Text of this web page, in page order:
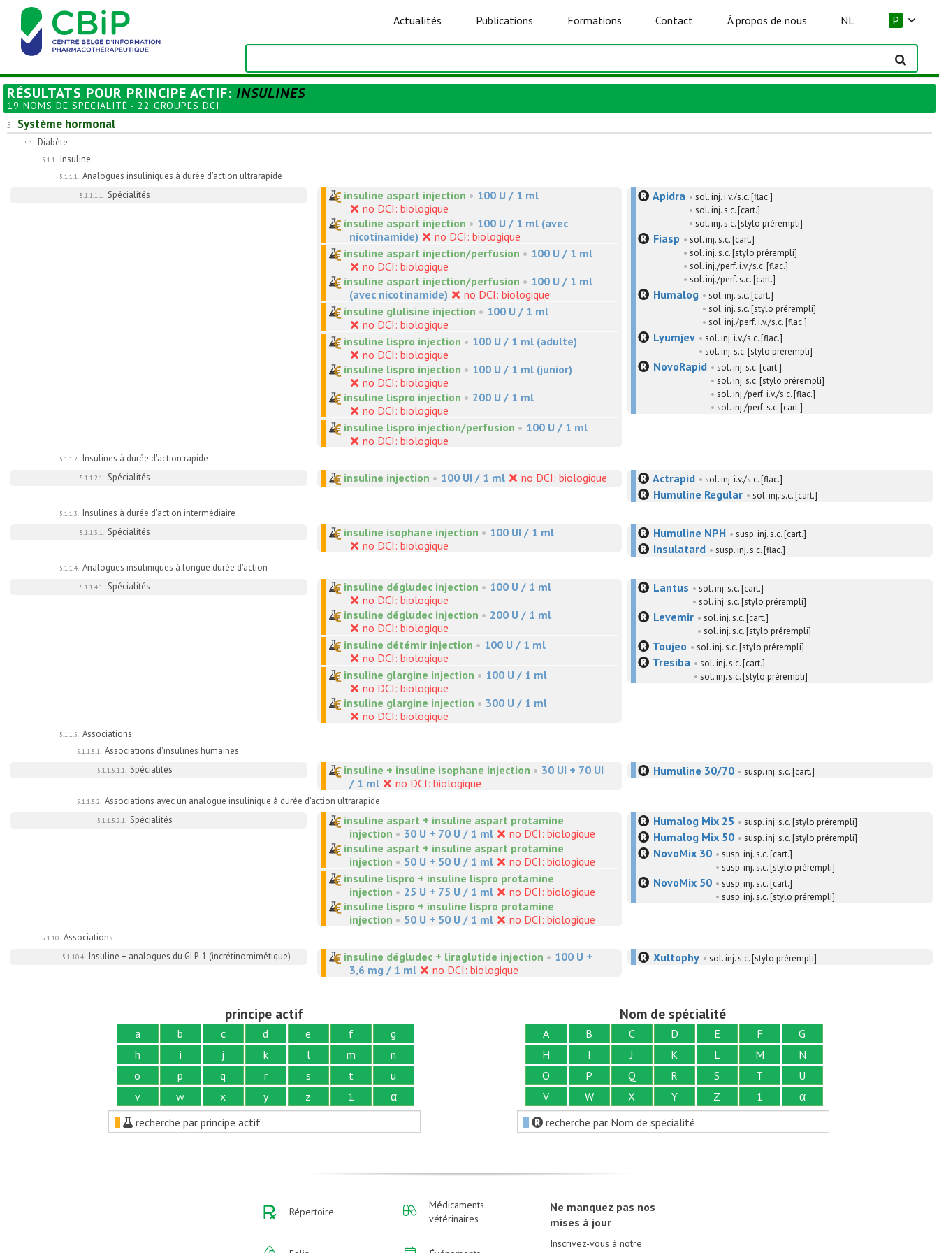
Actualités Publications Formations Contact À propos de nous NL P
RÉSULTATS POUR PRINCIPE ACTIF: INSULINES
19 NOMS DE SPÉCIALITÉ - 22 GROUPES DCI
5. Système hormonal
5.1. Diabète
5.1.1. Insuline
5.1.1.1. Analogues insuliniques à durée d'action ultrarapide
5.1.1.1.1. Spécialités insuline aspart injection • 100 U / 1 ml
no DCI: biologique
insuline aspart injection • 100 U / 1 ml (avec
nicotinamide)
no DCI: biologique
insuline aspart injection/perfusion • 100 U / 1 ml
no DCI: biologique
insuline aspart injection/perfusion • 100 U / 1 ml
(avec nicotinamide)
no DCI: biologique
insuline glulisine injection • 100 U / 1 ml
no DCI: biologique
insuline lispro injection • 100 U / 1 ml (adulte)
no DCI: biologique
insuline lispro injection • 100 U / 1 ml (junior)
no DCI: biologique
insuline lispro injection • 200 U / 1 ml
no DCI: biologique
insuline lispro injection/perfusion • 100 U / 1 ml
no DCI: biologique
Apidra •sol. inj. i.v./s.c. [flac.]
•sol. inj. s.c. [cart.]
•sol. inj. s.c. [stylo prérempli]
Fiasp •sol. inj. s.c. [cart.]
•sol. inj. s.c. [stylo prérempli]
•sol. inj./perf. i.v./s.c. [flac.]
•sol. inj./perf. s.c. [cart.]
Humalog •sol. inj. s.c. [cart.]
•sol. inj. s.c. [stylo prérempli]
•sol. inj./perf. i.v./s.c. [flac.]
Lyumjev •sol. inj. i.v./s.c. [flac.]
•sol. inj. s.c. [stylo prérempli]
NovoRapid •sol. inj. s.c. [cart.]
•sol. inj. s.c. [stylo prérempli]
•sol. inj./perf. i.v./s.c. [flac.]
•sol. inj./perf. s.c. [cart.]
5.1.1.2. Insulines à durée d'action rapide
5.1.1.2.1. Spécialités insuline injection • 100 UI / 1 ml no DCI: biologique Actrapid •sol. inj. i.v./s.c. [flac.]
Humuline Regular •sol. inj. s.c. [cart.]
5.1.1.3. Insulines à durée d'action intermédiaire
5.1.1.3.1. Spécialités insuline isophane injection • 100 UI / 1 ml
no DCI: biologique
Humuline NPH •susp. inj. s.c. [cart.]
Insulatard •susp. inj. s.c. [flac.]
5.1.1.4. Analogues insuliniques à longue durée d'action
5.1.1.4.1. Spécialités insuline dégludec injection • 100 U / 1 ml
no DCI: biologique
insuline dégludec injection • 200 U / 1 ml
no DCI: biologique
insuline détémir injection • 100 U / 1 ml
no DCI: biologique
insuline glargine injection • 100 U / 1 ml
no DCI: biologique
insuline glargine injection • 300 U / 1 ml
no DCI: biologique
Lantus •sol. inj. s.c. [cart.]
•sol. inj. s.c. [stylo prérempli]
Levemir •sol. inj. s.c. [cart.]
•sol. inj. s.c. [stylo prérempli]
Toujeo •sol. inj. s.c. [stylo prérempli]
Tresiba •sol. inj. s.c. [cart.]
•sol. inj. s.c. [stylo prérempli]
5.1.1.5. Associations
5.1.1.5.1. Associations d'insulines humaines
5.1.1.5.1.1. Spécialités insuline + insuline isophane injection • 30 UI + 70 UI
/ 1 ml
no DCI: biologique
Humuline 30/70 •susp. inj. s.c. [cart.]
5.1.1.5.2. Associations avec un analogue insulinique à durée d'action ultrarapide
5.1.1.5.2.1. Spécialités
insuline aspart + insuline aspart protamine
injection • 30 U + 70 U / 1 ml
no DCI: biologique
insuline aspart + insuline aspart protamine
injection • 50 U + 50 U / 1 ml
no DCI: biologique
insuline lispro + insuline lispro protamine
injection • 25 U + 75 U / 1 ml
no DCI: biologique
insuline lispro + insuline lispro protamine
injection • 50 U + 50 U / 1 ml no DCI: biologique
Humalog Mix 25 •susp. inj. s.c. [stylo prérempli]
Humalog Mix 50 •susp. inj. s.c. [stylo prérempli]
NovoMix 30 •susp. inj. s.c. [cart.]
•susp. inj. s.c. [stylo prérempli]
NovoMix 50 •susp. inj. s.c. [cart.]
•susp. inj. s.c. [stylo prérempli]
5.1.10. Associations
5.1.10.4. Insuline + analogues du GLP-1 (incrétinomimétique) insuline dégludec + liraglutide injection • 100 U +
3,6 mg / 1 ml
no DCI: biologique
Xultophy •sol. inj. s.c. [stylo prérempli]
principe actif
a b c d e f
g
h
i j k l m
n
o
p q r s t
u
v
w x y z 1
α
recherche par principe actif
Nom de spécialité
A B C D E F
G
H
I J K L M
N
O
P Q R S T
U
V
W X Y Z 1
α
recherche par Nom de spécialité
Répertoire
Médicaments
vétérinaires
Ne manquez pas nos
mises à jour
Inscrivez-vous à notre